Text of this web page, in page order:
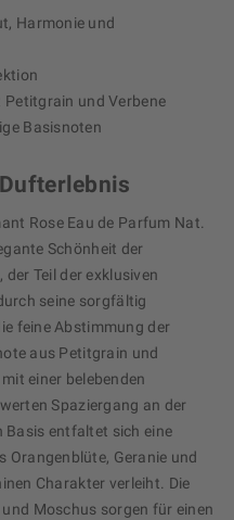
Harmonie und
und Verbene
Basisnoten
Rose Eau de Parfum Nat.
Schönheit der
Teil der exklusiven
seine sorgfältig
feine Abstimmung der
aus Petitgrain und
einer belebenden
Spaziergang an der
Basis entfaltet sich eine
Orangenblüte, Geranie und
Charakter verleiht. Die
Moschus sorgen für einen